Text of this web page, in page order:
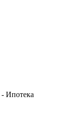
- Ипотека